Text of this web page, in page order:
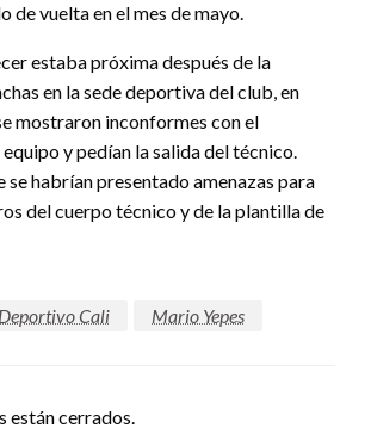
de vuelta en el mes de mayo.
estaba próxima después de la
en la sede deportiva del club, en
mostraron inconformes con el
y pedían la salida del técnico.
se habrían presentado amenazas para
del cuerpo técnico y de la plantilla de
Deportivo Cali
Mario Yepes
están cerrados.